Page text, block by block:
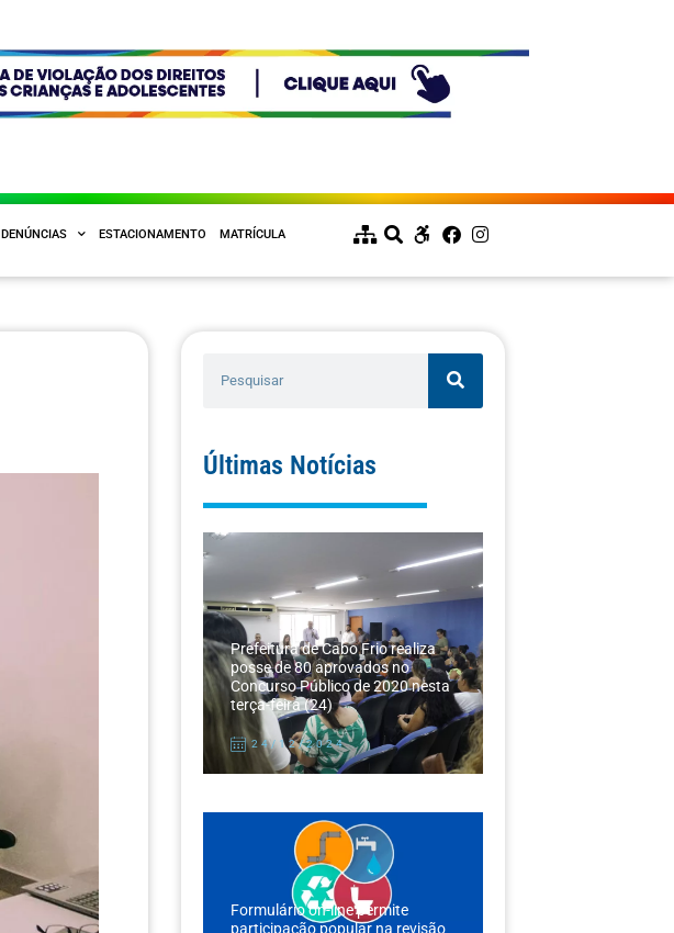
DENÚNCIAS ESTACIONAMENTO MATRÍCULA
Últimas Notícias
Prefeitura de Cabo Frio realiza
posse de 80 aprovados no
Concurso Público de 2020 nesta
terça-feira (24)
24/12/2024
Formulário on-line permite
participação popular na revisão